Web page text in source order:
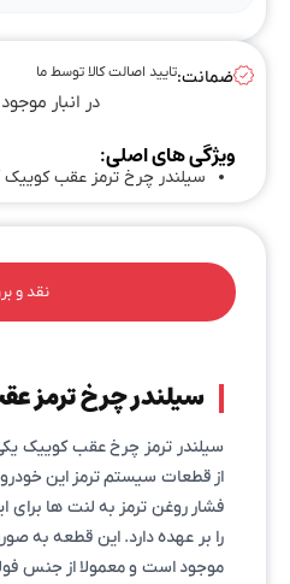
ضمانت:تایید اصالت کالا توسط ما
در انبار
ویژگی های اصلی:
سیلندر چرخ ترمز عقب کوییک
نقد و
سیلندر چرخ ترمز
سیلندر ترمز چرخ عقب کوییک
از قطعات سیستم ترمز این
فشار روغن ترمز به لنت ها
را بر عهده دارد. این قطعه به
موجود است و معمولا از جنس